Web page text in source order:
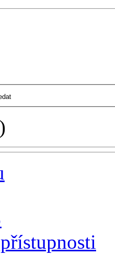
)